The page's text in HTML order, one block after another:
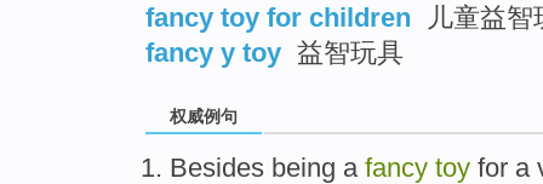
fancy toy for children
儿童益智
fancy y toy 益智玩具
权威例句
Besides being a fancy toy for a